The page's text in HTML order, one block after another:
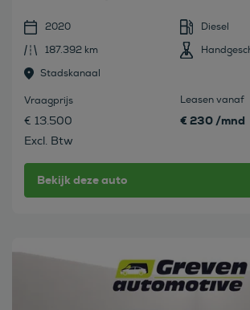
2020
Diesel
187.392 km
Stadskanaal
Vraagprijs
€ 13.500
Excl. Btw
Leasen vanaf
€ 230 /mnd
Bekijk deze auto
Bekijk deze auto